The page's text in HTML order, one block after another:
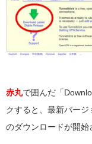
赤丸で囲んだ「
クすると、最新バー
のダウンロードが開始